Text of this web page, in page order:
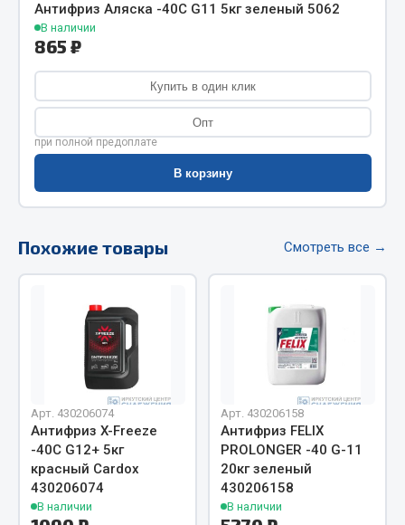
Camozzi
Адаптеры и переходники
Трубки, муфты, гайки
Угольники
Фитинги
Штуцеры
Автомобильный инструмент
Измерительный инструмент
Крепежный инструмент
Режущий инструмент
Силовое оборудование
Слесарный инструмент
Столярный инструмент
Показать ещё
Антифриз Аляска -40С G11 5кг зеленый 5062
В наличии
865 ₽
Купить в один клик
Опт
при полной предоплате
В корзину
Похожие товары Смотреть все →
Арт. 430206074
Антифриз X-Freeze
-40С G12+ 5кг
красный Cardox
430206074
В наличии
Арт. 430206158
Антифриз FELIX
PROLONGER -40 G-11
20кг зеленый
430206158
В наличии